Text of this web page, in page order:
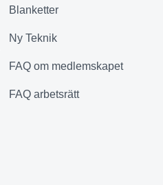
Blanketter
Ny Teknik
FAQ om medlemskapet
FAQ arbetsrätt